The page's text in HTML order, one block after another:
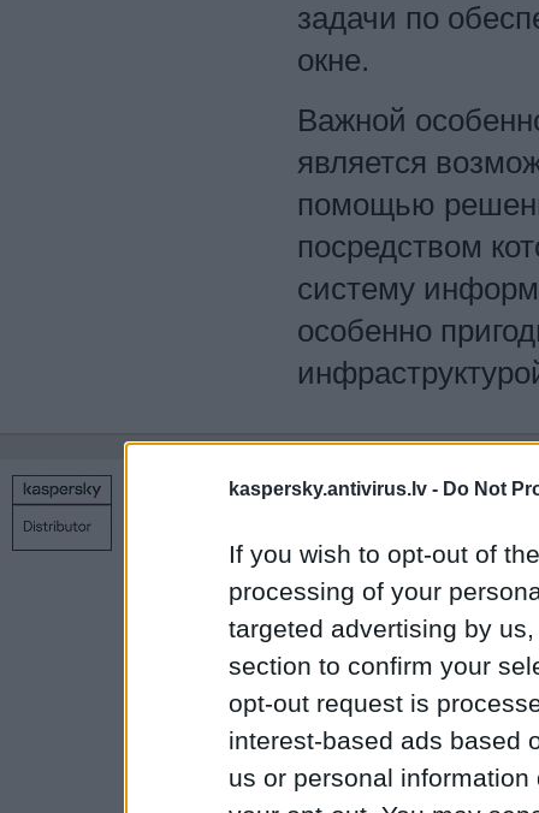
kaspersky.antivirus.lv - Do Not
If you wish to opt-out of
processing of your
targeted advertising by
section to confirm your
opt-out request is
interest-based ads based
us or personal
задачи по
окне.
Важной
является
помощью
посредством
систему
особенно